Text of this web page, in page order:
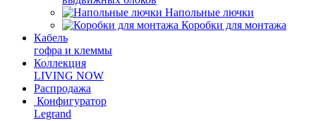
Напольные лючки
Коробки для монтажа
Кабель
гофра и клеммы
Коллекция
LIVING NOW
Распродажа
Конфигуратор
Legrand